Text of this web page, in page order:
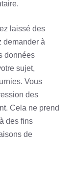
laissé des
demander à
données
sujet,
Vous
des
Cela ne prend
des fins
de